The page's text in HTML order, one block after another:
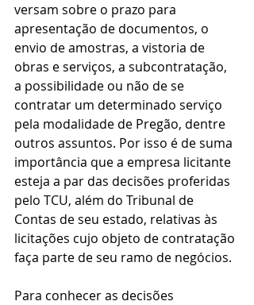
versam sobre o prazo para
apresentação de documentos, o
envio de amostras, a vistoria de
obras e serviços, a subcontratação,
a possibilidade ou não de se
contratar um determinado serviço
pela modalidade de Pregão, dentre
outros assuntos. Por isso é de suma
importância que a empresa licitante
esteja a par das decisões proferidas
pelo TCU, além do Tribunal de
Contas de seu estado, relativas às
licitações cujo objeto de contratação
faça parte de seu ramo de negócios.
Para conhecer as decisões